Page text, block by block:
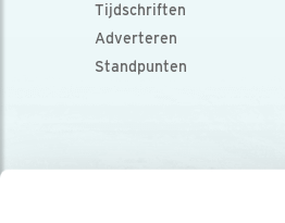
Tijdschriften
Adverteren
Standpunten